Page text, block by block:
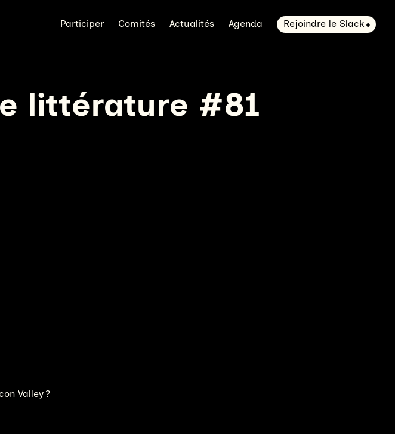
Participer Comités Actualités Agenda Rejoindre le Slack
littérature #81
Valley ?